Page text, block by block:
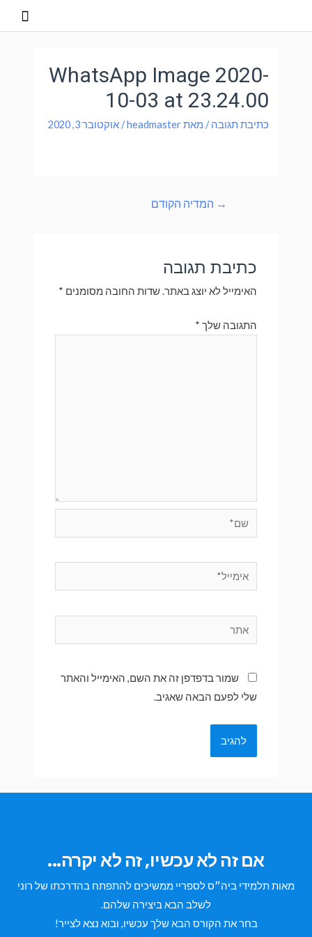
WhatsApp Image 2020-
10-03 at 23.24.00
כתיבת תגובה / מאתheadmaster
/אוקטובר 3, 2020
→ המדיה הקודם
כתיבת תגובה
האימייל לא יוצג באתר.שדות החובה מסומנים *
התגובה שלך *
שמור בדפדפן זה את השם, האימייל והאתר
שלי לפעם הבאה שאגיב.
אם זה לא עכשיו, זה לא יקרה...
מאות תלמידי ביה״ס לספריי ממשיכים להתפתח בהדרכתו של רוני
לשלב הבא ביצירה שלהם.
בחר את הקורס הבא שלך עכשיו, ובוא נצא לצייר!